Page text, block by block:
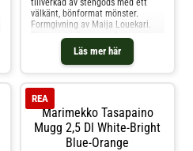
Läs mer här
tillverkad av stengods med ett
välkänt, bönformat mönster.
Formgivning av Maija Louekari.
Tillverkad i Thailand. Om tallriken
från Marimekko- Tillverkad av
stengods.- Tillverkad i Thailand.-
Formgivning av Maija Louekari.
Frystålig.- Tål mikrovågsugn.- Tål
diskmaskin. Shoppa Assietter och
mer Tallrikar hos Royal Design.
Marimekko Tasapaino
Mugg 2,5 Dl White-Bright
Blue-Orange
REA